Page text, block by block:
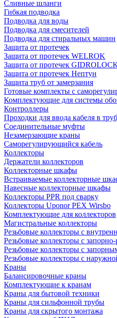
Сливные шланги
Гибкая подводка
Подводка для воды
Подводка для смесителей
Подводка для стиральных машин
Защита от протечек
Защита от протечек WELROK
Защита от протечек
Защита от протечек Нептун
Защита труб от замерзания
Готовые комплекты с
Комплектующие для системы
Контроллеры
Проходки для ввода кабеля в
Соединительные муфты
Незамерзающие краны
Саморегулирующийся кабель
Коллекторы
Держатели коллекторов
Коллекторные шкафы
Встраиваемые коллекторные
Навесные коллекторные шкафы
Коллекторы PPR под сварку
Коллекторы Uponor PEX Wirsbo
Комплектующие для коллекторов
Магистральные коллекторы
Резьбовые коллекторы с
Резьбовые коллекторы с
Резьбовые коллекторы с
Резьбовые коллекторы с
Краны
Балансировочные краны
Комплектующие к кранам
Краны для бытовой техники
Краны для сильфонной трубы
Краны для скрытого монтажа